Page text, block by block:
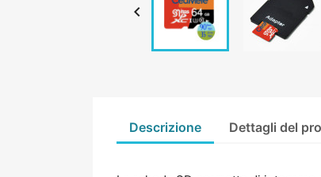

Descrizione Dettagli del